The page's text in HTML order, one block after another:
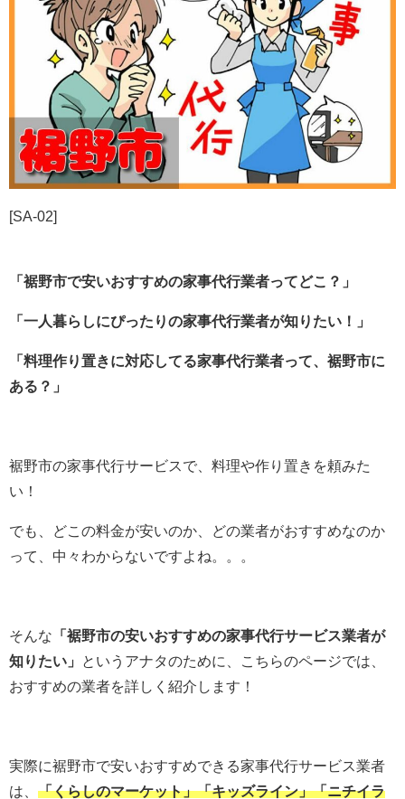
[SA-02]
「裾野市で安いおすすめの家事代行業者ってどこ？」
「一人暮らしにぴったりの家事代行業者が知りたい！」
「料理作り置きに対応してる家事代行業者って、裾野市に
ある？」
裾野市の家事代行サービスで、料理や作り置きを頼みた
い！
でも、どこの料金が安いのか、どの業者がおすすめなのか
って、中々わからないですよね。。。
そんな 「裾野市の安いおすすめの家事代行サービス業者が
知りたい」
というアナタのために、こちらのページでは、
おすすめの業者を詳しく紹介します！
実際に裾野市で安いおすすめできる家事代行サービス業者
は、 「くらしのマーケット」「キッズライン」「ニチイラ